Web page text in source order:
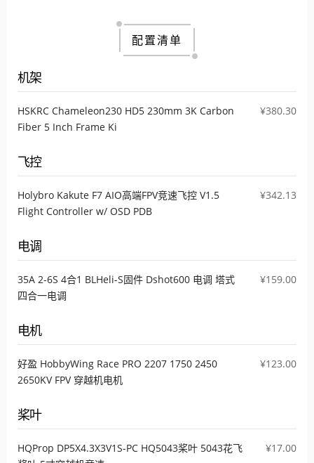
配置清单
机架
HSKRC Chameleon230 HD5 230mm 3K Carbon
Fiber 5 Inch Frame Ki
¥380.30
飞控
Holybro Kakute F7 AIO高端FPV竞速飞控 V1.5
Flight Controller w/ OSD PDB
¥342.13
电调
35A 2-6S 4合1 BLHeli-S固件 Dshot600 电调 塔式
四合一电调
¥159.00
电机
好盈 HobbyWing Race PRO 2207 1750 2450
2650KV FPV 穿越机电机
¥123.00
桨叶
HQProp DP5X4.3X3V1S-PC HQ5043桨叶 5043花飞
¥17.00